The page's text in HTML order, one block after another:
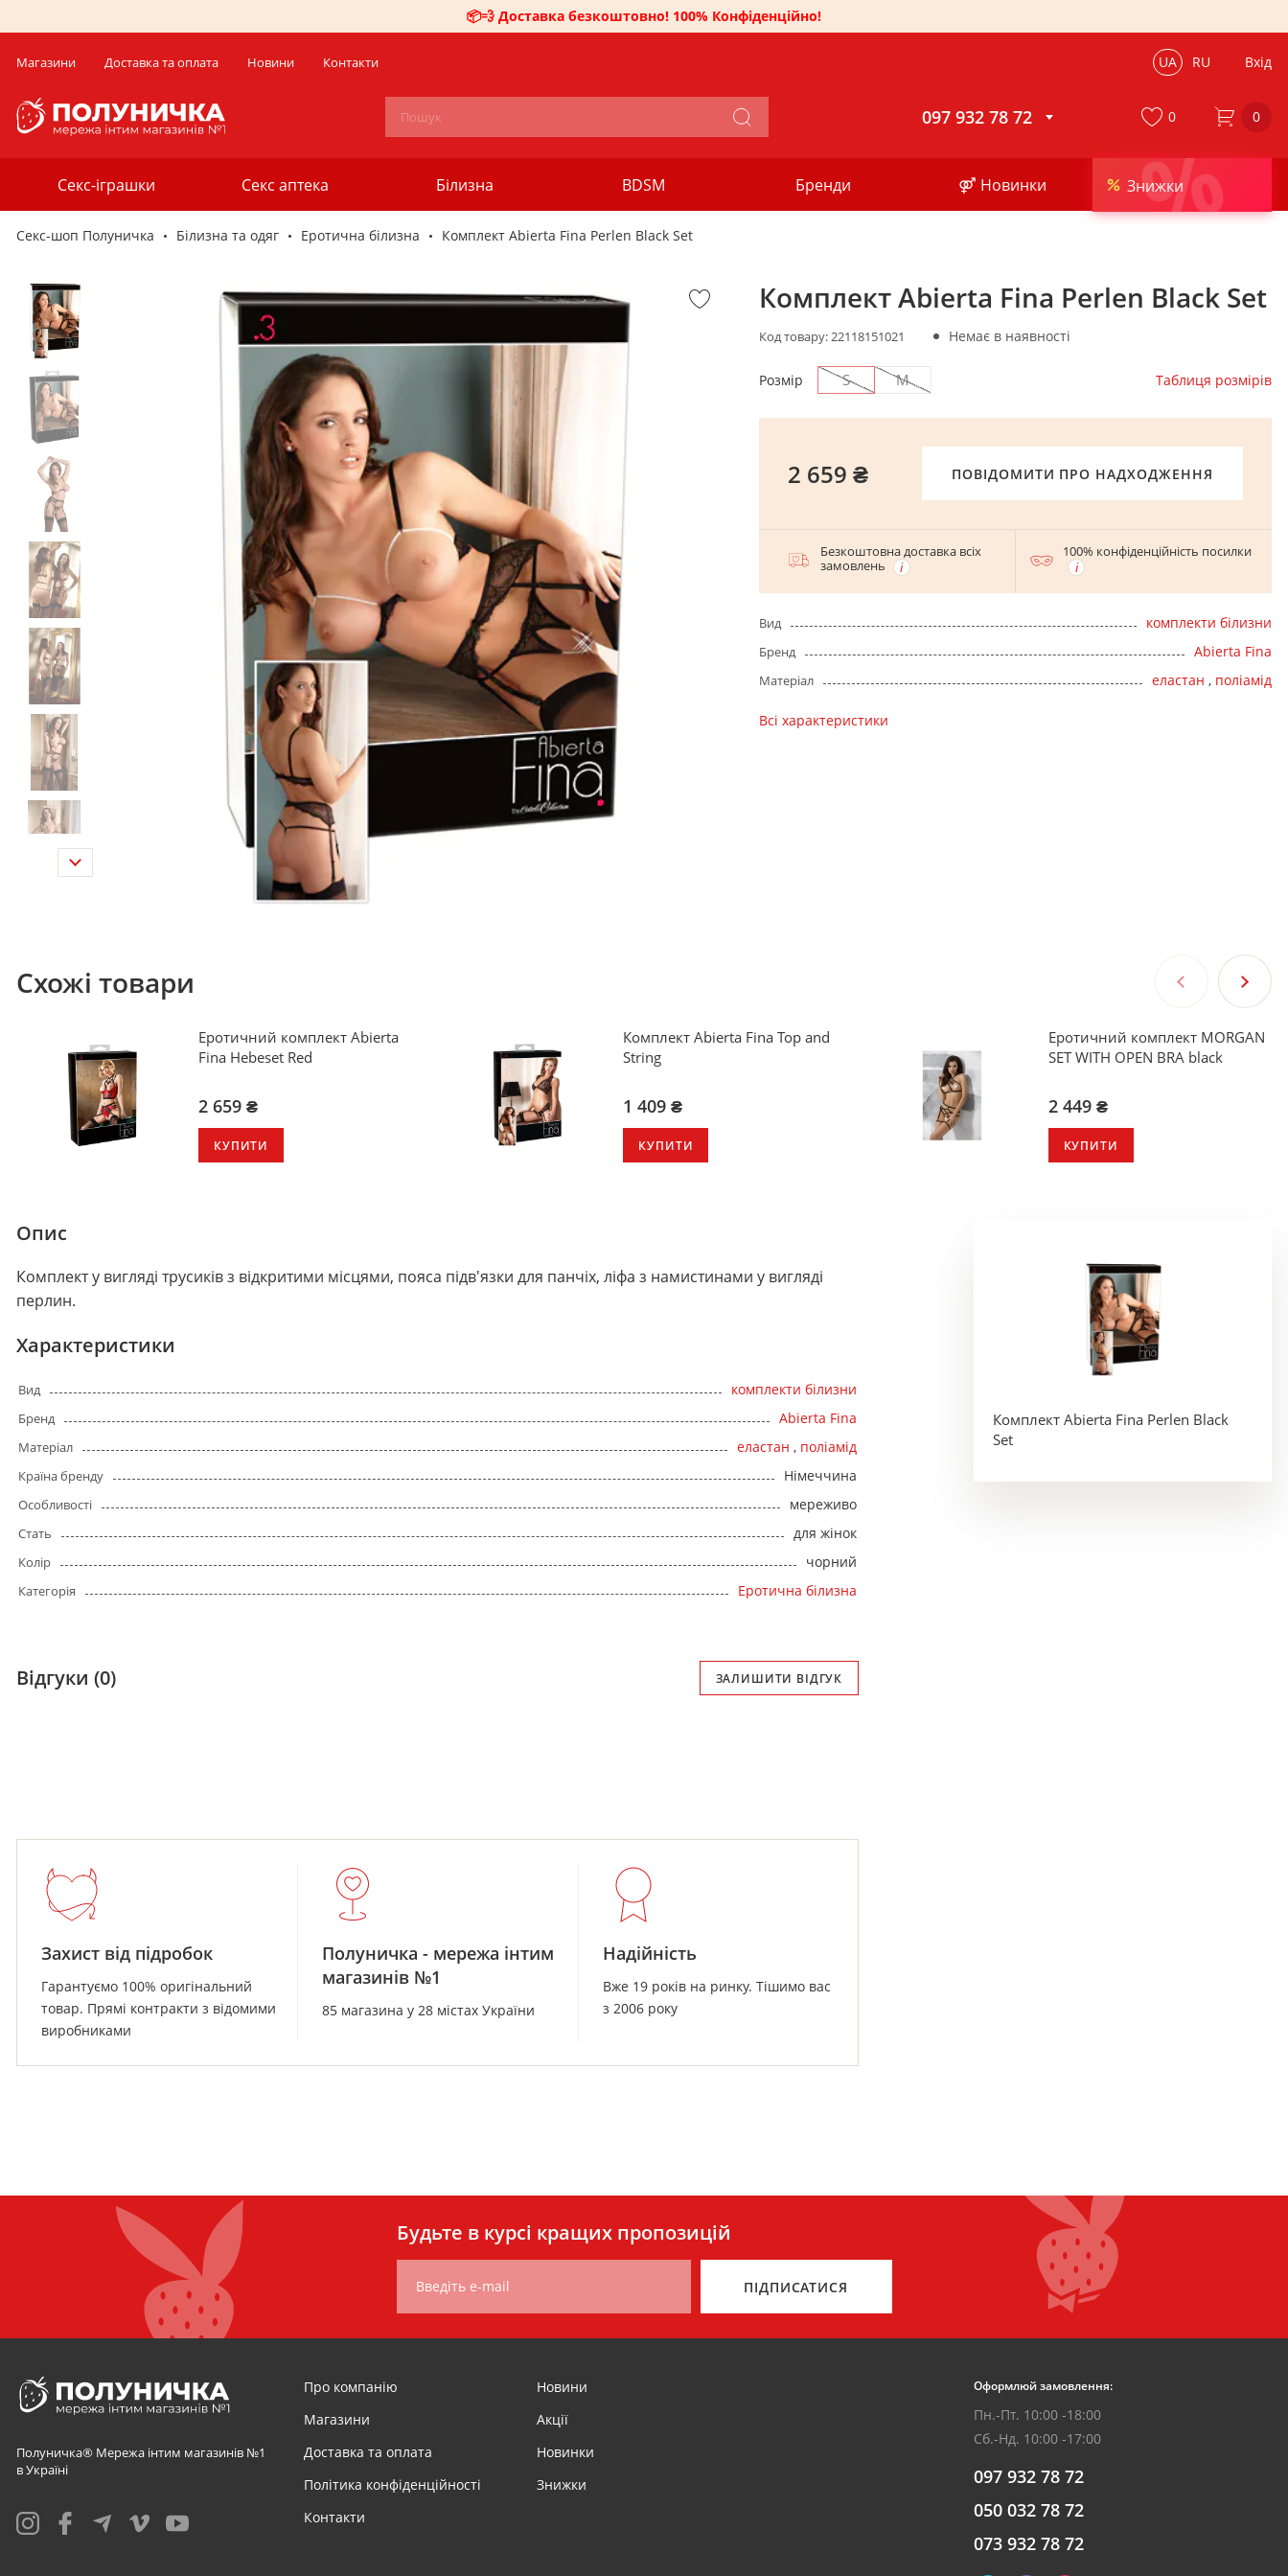
📦💨 Доставка безкоштовно! 100% Конфіденційно!
Магазини Доставка та оплата Новини Контакти UA RU Вхід
097 932 78 72 0
Секс-іграшки Секс аптека Білизна BDSM Бренди ⚤ Новинки %
Знижки
0
Секс-шоп Полуничка Білизна та одяг Еротична білизна Комплект Abierta Fina Perlen Black Set
Комплект Abierta Fina Perlen Black Set
Код товару:22118151021 Немає в наявності
Розмір S M Таблиця розмірів
2 659 ₴ ПОВІДОМИТИ ПРО НАДХОДЖЕННЯ
Безкоштовна доставка всіх
замовлень
100% конфіденційність посилки
Вид комплекти білизни
Бренд Abierta Fina
Матеріал еластан , поліамід
Всі характеристики
Схожі товари
Еротичний комплект Abierta
Fina Hebeset Red
2 659 ₴
КУПИТИ
Комплект Abierta Fina Top and
String
1 409 ₴
КУПИТИ
Еротичний комплект MORGAN
SET WITH OPEN BRA black
2 449 ₴
КУПИТИ
Опис
Комплект у вигляді трусиків з відкритими місцями, пояса підв'язки для панчіх, ліфа з намистинами у вигляді
перлин.
Характеристики
Вид комплекти білизни
Бренд Abierta Fina
Матеріал еластан , поліамід
Країна бренду Німеччина
Особливості мереживо
Стать для жінок
Колір чорний
Категорія Еротична білизна
Відгуки (0) ЗАЛИШИТИ ВІДГУК
Комплект Abierta Fina Perlen Black
Set
Захист від підробок
Гарантуємо 100% оригінальний
товар. Прямі контракти з відомими
виробниками
Полуничка - мережа інтим
магазинів №1
85 магазина у 28 містах України
Надійність
Вже 19 років на ринку. Тішимо вас
з 2006 року
Будьте в курсі кращих пропозицій
Введіть e-mail ПІДПИСАТИСЯ
Полуничка® Мережа інтим магазинів №1
в Україні
Про компанію
Магазини
Доставка та оплата
Політика конфіденційності
Контакти
Новини
Акції
Новинки
Знижки
Оформлюй замовлення:
Пн.-Пт. 10:00 -18:00
Сб.-Нд. 10:00 -17:00
097 932 78 72
050 032 78 72
073 932 78 72